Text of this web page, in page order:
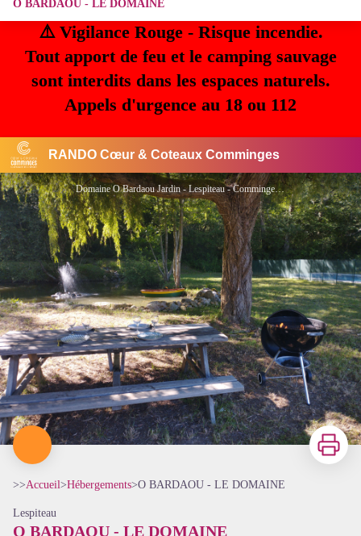
⚠️ Vigilance Rouge - Risque incendie.
Tout apport de feu et le camping sauvage
sont interdits dans les espaces naturels.
Appels d'urgence au 18 ou 112
RANDO Cœur & Coteaux Comminges
O BARDAOU - LE DOMAINE
Domaine O Bardaou Jardin - Lespiteau - Comminges Pyrénées - Filleau
Imprimer
>>Accueil>Hébergements>O BARDAOU - LE DOMAINE
Lespiteau
O BARDAOU - LE DOMAINE